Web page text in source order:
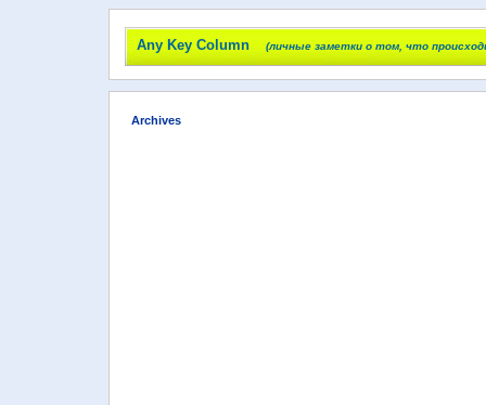
Any Key Column (личные заметки о том, что
Archives